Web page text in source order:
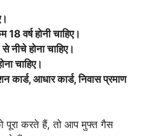
वर्ष होनी चाहिए।
नीचे होना चाहिए।
चाहिए।
कार्ड, आधार कार्ड, निवास प्रमाण
पूरा करते हैं, तो आप मुफ्त गैस